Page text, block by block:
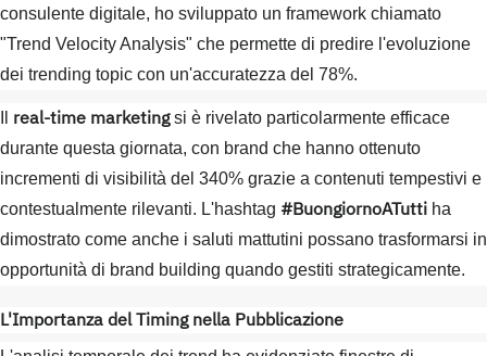
consulente digitale, ho sviluppato un framework chiamato
"Trend Velocity Analysis" che permette di predire l'evoluzione
dei trending topic con un'accuratezza del 78%.
real-time marketingsi è rivelato particolarmente efficace
durante questa giornata, con brand che hanno ottenuto
incrementi di visibilità del 340% grazie a contenuti tempestivi e
contestualmente rilevanti. L'hashtag #BuongiornoATutti ha
dimostrato come anche i saluti mattutini possano trasformarsi in
opportunità di brand building quando gestiti strategicamente.
L'Importanza del Timing nella Pubblicazione